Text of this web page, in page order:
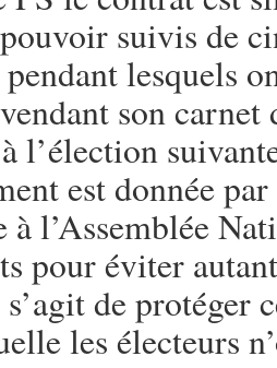
suivis de
lesquels
son carnet
l’élection
est donnée
à l’Assemblée
pour éviter
de protéger
les électeurs